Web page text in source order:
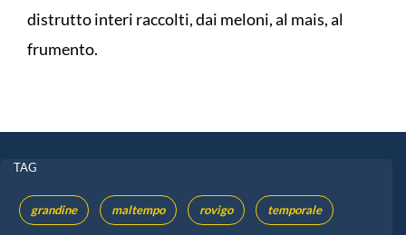
distrutto interi raccolti, dai meloni, al mais, al
frumento.
TAG
grandine maltempo rovigo temporale